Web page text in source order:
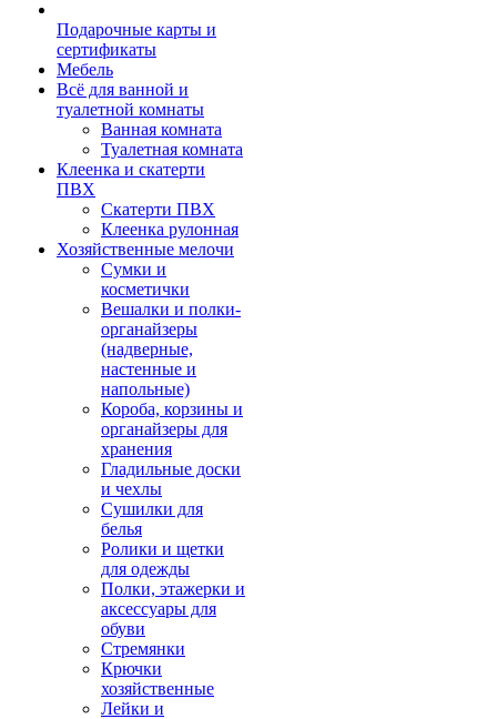
Подарочные карты и
сертификаты
Мебель
Всё для ванной и
туалетной комнаты
Ванная комната
Туалетная комната
Клеенка и скатерти
ПВХ
Скатерти ПВХ
Клеенка рулонная
Хозяйственные мелочи
Сумки и
косметички
Вешалки и полки-
органайзеры
(надверные,
настенные и
напольные)
Короба, корзины и
органайзеры для
хранения
Гладильные доски
и чехлы
Сушилки для
белья
Ролики и щетки
для одежды
Полки, этажерки и
аксессуары для
обуви
Стремянки
Крючки
хозяйственные
Лейки и